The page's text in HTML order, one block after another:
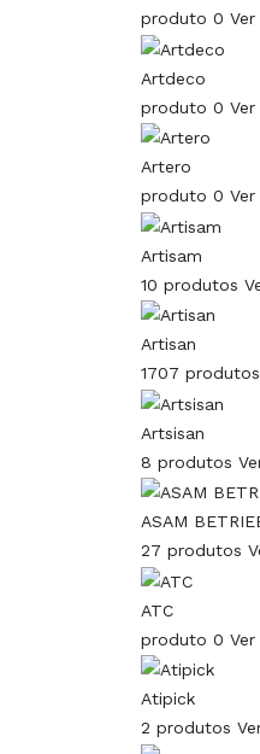
produto 0
Artdeco
produto 0
Artero
produto 0
Artisam
10 produtos
Artisan
1707 produtos
Artsisan
8 produtos
ASAM
27 produtos
ATC
produto 0
Atipick
2 produtos